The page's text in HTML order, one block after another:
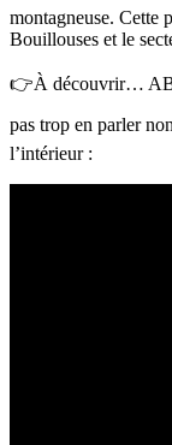
montagneuse. Cette
Bouillouses et le
👉À découvrir…
pas trop en parler
l’intérieur :